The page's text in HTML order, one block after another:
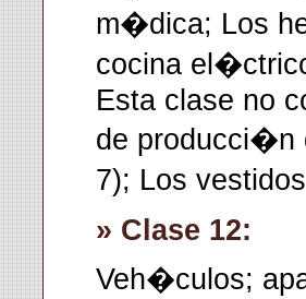
m�dica; Los
cocina
Esta clase no
de producci�n
7); Los
» Clase 12:
Veh�culos;